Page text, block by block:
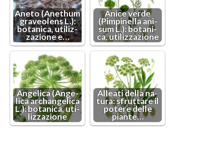
Aneto (Ane­thum
gra­veo­lens L.):
bo­ta­ni­ca, uti­liz­
za­zio­ne e…
Anice verde
(Pim­pi­nel­la ani­
sum L.): bo­ta­ni­
ca, uti­liz­za­zio­ne
An­ge­li­ca (An­ge­
li­ca ar­chan­ge­li­ca
L.): bo­ta­ni­ca, uti­
liz­za­zio­ne
Al­lea­ti della na­
tu­ra: sfrut­ta­re il
po­te­re delle
pian­te…